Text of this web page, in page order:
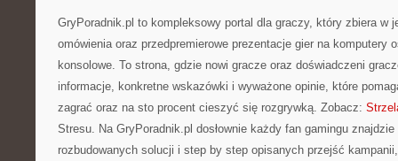
GryPoradnik.pl to kompleksowy portal dla graczy, który zbiera w
omówienia oraz przedpremierowe prezentacje gier na komputery
konsolowe. To strona, gdzie nowi gracze oraz doświadczeni
informacje, konkretne wskazówki i wyważone opinie, które
zagrać oraz na sto procent cieszyć się rozgrywką. Zobacz:
Stresu. Na GryPoradnik.pl dosłownie każdy fan gamingu
rozbudowanych solucji i step by step opisanych przejść